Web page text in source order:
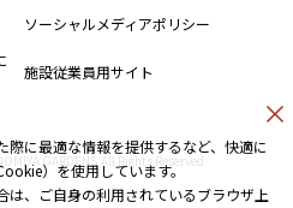
に最適な情報を提供するなど、快適に
）を使用しています。
は、ご自身の利用されているブラウザ上
ソーシャルメディアポリシー
施設従業員用サイト
GARDENS.All Rights Reserved